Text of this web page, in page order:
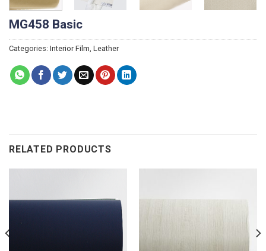
MG458 Basic
Categories: Interior Film Leather
RELATED PRODUCTS